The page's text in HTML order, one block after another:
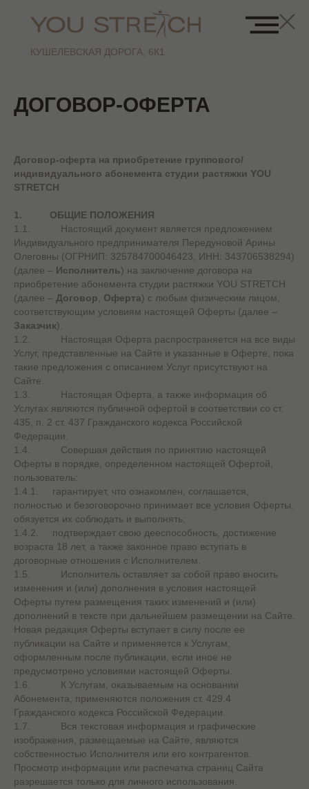
КУШЕЛЕВСКАЯ ДОРОГА, 6К1
ДОГОВОР-ОФЕРТА
Договор-оферта на приобретение группового/
индивидуального абонемента студии растяжки YOU
STRETCH
1. ОБЩИЕ ПОЛОЖЕНИЯ
1.1. Настоящий документ является предложением
Индивидуального предпринимателя Передуновой Арины
Олеговны (ОГРНИП: 325784700046423, ИНН: 343706538294)
(далее – Исполнитель) на заключение договора на
приобретение абонемента студии растяжки YOU STRETCH
(далее – Договор Оферта) с любым физическим лицом,
соответствующим условиям настоящей Оферты (далее –
Заказчик).
1.2. Настоящая Оферта распространяется на все виды
Услуг, представленные на Сайте и указанные в Оферте, пока
такие предложения с описанием Услуг присутствуют на
Сайте.
1.3. Настоящая Оферта, а также информация об
Услугах являются публичной офертой в соответствии со ст.
435, п. 2 ст. 437 Гражданского кодекса Российской
Федерации.
1.4. Совершая действия по принятию настоящей
Оферты в порядке, определенном настоящей Офертой,
пользователь:
1.4.1. гарантирует, что ознакомлен, соглашается,
полностью и безоговорочно принимает все условия Оферты,
обязуется их соблюдать и выполнять;
1.4.2. подтверждает свою дееспособность, достижение
возраста 18 лет, а также законное право вступать в
договорные отношения с Исполнителем.
1.5. Исполнитель оставляет за собой право вносить
изменения и (или) дополнения в условия настоящей
Оферты путем размещения таких изменений и (или)
дополнений в тексте при дальнейшем размещении на Сайте.
Новая редакция Оферты вступает в силу после ее
публикации на Сайте и применяется к Услугам,
оформленным после публикации, если иное не
предусмотрено условиями настоящей Оферты.
1.6. К Услугам, оказываемым на основании
Абонемента, применяются положения ст. 429.4
Гражданского кодекса Российской Федерации.
1.7. Вся текстовая информация и графические
изображения, размещаемые на Сайте, являются
собственностью Исполнителя или его контрагентов.
Просмотр информации или распечатка страниц Сайта
разрешается только для личного использования.